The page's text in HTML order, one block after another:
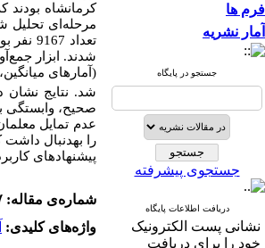
فرم ها
آمار نشریه
جستجو در پایگاه
جستجوی پیشرفته
دریافت اطلاعات پایگاه
نشانی پست الکترونیک
خود را برای دریافت
تعداد 9167 نفر بود که طبق جدول کرجسی و مورگان با استفاده از روش نمونه
شدند. ابزار
(آمارهای
شد. نتایج نشان
صحیح، وابستگی
عدم تمایل
را به­دنبال
پیشنهادهای
شماره‌ی مقاله: ۷
واژه‌های کلیدی: